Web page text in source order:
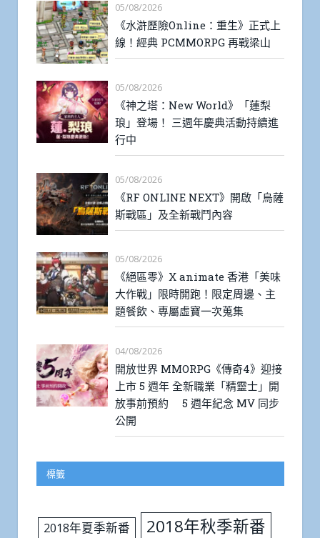
05/08/2026
《水滸歷險Online：重生》正式上
線！經典 PCMMORPG 再戰梁山
05/08/2026
《神之塔：New World》「蓮梨
琅」登場！ 三週年慶典活動持續進
行中
05/08/2026
《RF ONLINE NEXT》開啟「烏薩
斯戰區」及全新戰鬥內容
05/08/2026
《絕區零》X animate 香港「美味
大作戰」限時開跑！限定周邊、主
題餐飲、專屬虛寶一次蒐集
04/08/2026
開放世界 MMORPG《傳奇4》迎接
上市 5 週年 全新職業「精靈士」開
放事前預約 5 週年紀念 MV 同步
公開
標籤
2018年夏季新番 2018年秋季新番